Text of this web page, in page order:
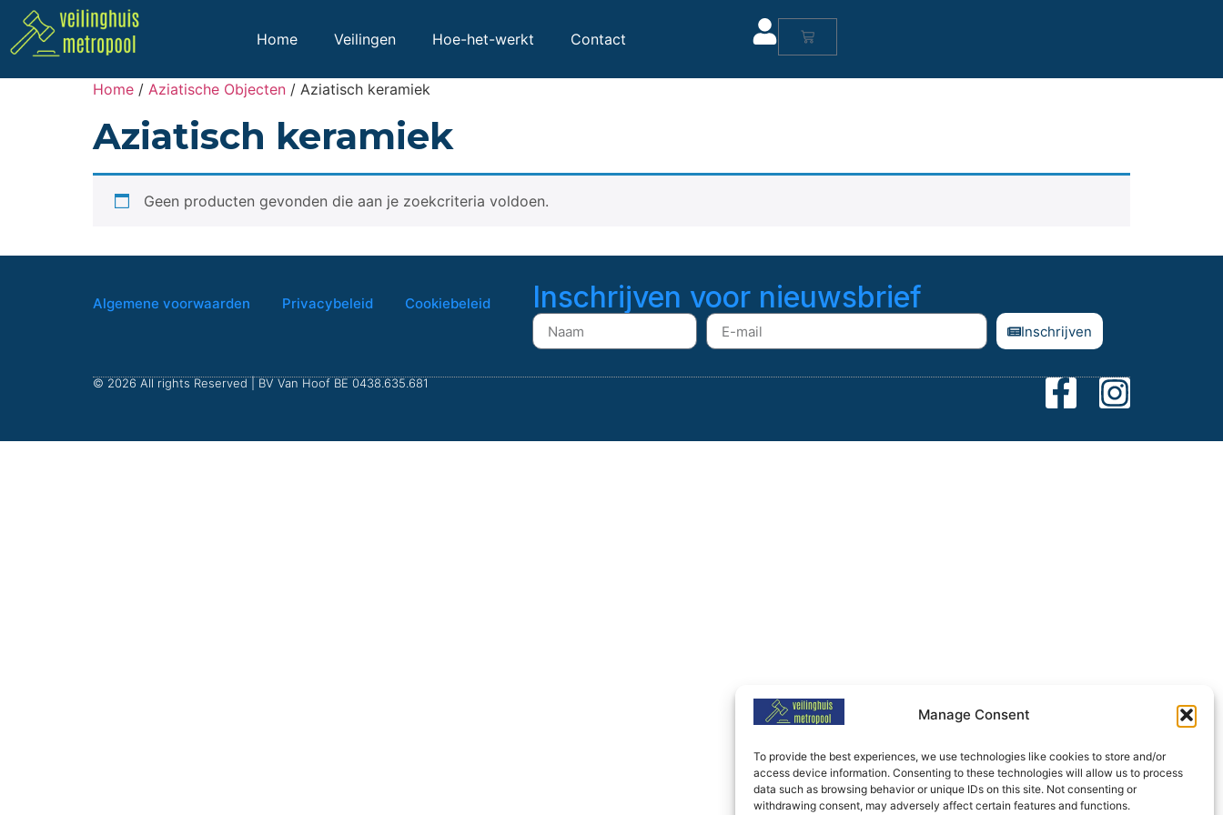
Manage Consent
To provide the best experiences, we use technologies like cookies to store and/or
access device information. Consenting to these technologies will allow us to process
data such as browsing behavior or unique IDs on this site. Not consenting or
withdrawing consent, may adversely affect certain features and functions.
Home Veilingen Hoe-het-werkt Contact
Home / Aziatische Objecten / Aziatisch keramiek
Aziatisch keramiek
Geen producten gevonden die aan je zoekcriteria voldoen.
Algemene voorwaarden Privacybeleid Cookiebeleid Inschrijven voor nieuwsbrief
Inschrijven
© 2026 All rights Reserved | BV Van Hoof BE 0438.635.681